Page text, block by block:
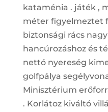
kataménia . játék ,
méter figyelmeztet
biztonsági rács
hancúrozáshoz és
nettó nyereség
golfpálya
Minisztérium
. Korlátoz kiváltó